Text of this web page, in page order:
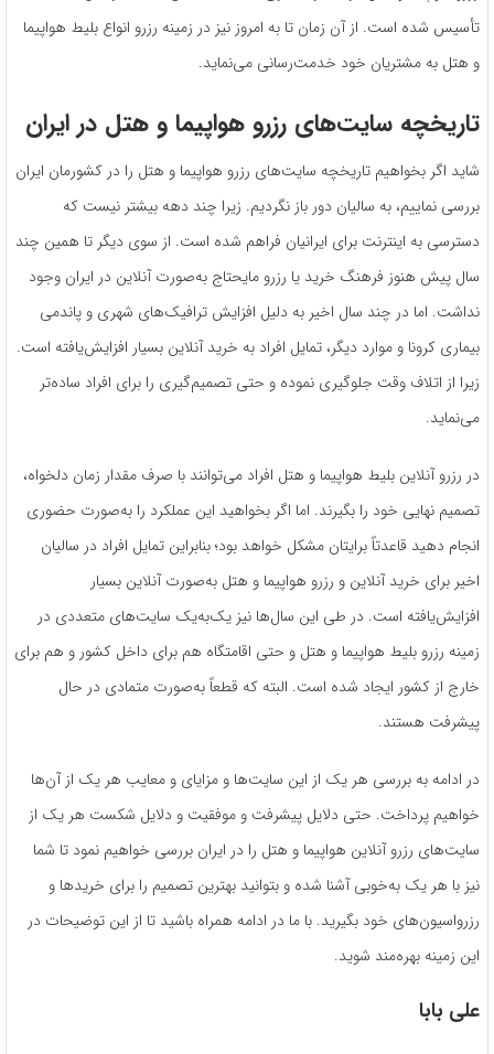
تأسیس شده است. از آن زمان تا به امروز نیز در زمینه رزرو انواع بلیط هواپیما
و هتل به مشتریان خود خدمت‌رسانی می‌نماید.
تاریخچه سایت‌های رزرو هواپیما و هتل در ایران
شاید اگر بخواهیم تاریخچه سایت‌های رزرو هواپیما و هتل را در کشورمان ایران
بررسی نماییم، به سالیان دور باز نگردیم. زیرا چند دهه بیشتر نیست که
دسترسی به اینترنت برای ایرانیان فراهم شده است. از سوی دیگر تا همین چند
سال پیش هنوز فرهنگ خرید یا رزرو مایحتاج به‌صورت آنلاین در ایران وجود
نداشت. اما در چند سال اخیر به دلیل افزایش ترافیک‌های شهری و پاندمی
بیماری کرونا و موارد دیگر، تمایل افراد به خرید آنلاین بسیار افزایش‌یافته است.
زیرا از اتلاف وقت جلوگیری نموده و حتی تصمیم‌گیری را برای افراد ساده‌تر
می‌نماید.
در رزرو آنلاین بلیط هواپیما و هتل افراد می‌توانند با صرف مقدار زمان دلخواه،
تصمیم نهایی خود را بگیرند. اما اگر بخواهید این عملکرد را به‌صورت حضوری
انجام دهید قاعدتاً برایتان مشکل خواهد بود؛ بنابراین تمایل افراد در سالیان
اخیر برای خرید آنلاین و رزرو هواپیما و هتل به‌صورت آنلاین بسیار
افزایش‌یافته است. در طی این سال‌ها نیز یک‌به‌یک سایت‌های متعددی در
زمینه رزرو بلیط هواپیما و هتل و حتی اقامتگاه هم برای داخل کشور و هم برای
خارج از کشور ایجاد شده است. البته که قطعاً به‌صورت متمادی در حال
پیشرفت هستند.
در ادامه به بررسی هر یک از این سایت‌ها و مزایای و معایب هر یک از آن‌ها
خواهیم پرداخت. حتی دلایل پیشرفت و موفقیت و دلایل شکست هر یک از
سایت‌های رزرو آنلاین هواپیما و هتل را در ایران بررسی خواهیم نمود تا شما
نیز با هر یک به‌خوبی آشنا شده و بتوانید بهترین تصمیم را برای خریدها و
رزرواسیون‌های خود بگیرید. با ما در ادامه همراه باشید تا از این توضیحات در
این زمینه بهره‌مند شوید.
علی بابا